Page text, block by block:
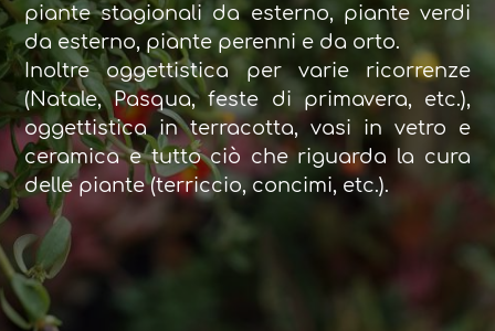
piante stagionali da esterno, piante verdi
da esterno, piante perenni e da orto.
Inoltre oggettistica per varie ricorrenze
(Natale, Pasqua, feste di primavera, etc.),
oggettistica in terracotta, vasi in vetro e
ceramica e tutto ciò che riguarda la cura
delle piante (terriccio, concimi, etc.).